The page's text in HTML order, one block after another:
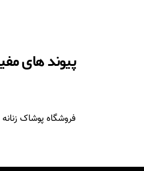
پیوند های
فروشگاه پوشاک زنانه